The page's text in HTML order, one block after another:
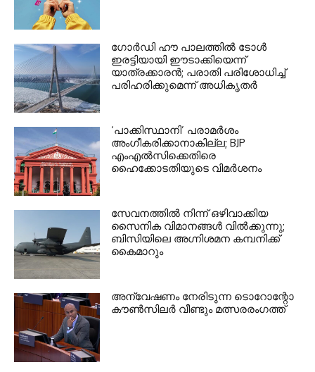
ഗോർഡി ഹൗ പാലത്തിൽ ടോൾ
ഇരട്ടിയായി ഈടാക്കിയെന്ന്
യാത്രക്കാരൻ; പരാതി പരിശോധിച്ച്
പരിഹരിക്കുമെന്ന് അധികൃതർ
‘പാക്കിസ്ഥാനി’ പരാമർശം
അംഗീകരിക്കാനാകില്ല; BJP
എംഎൽസിക്കെതിരെ
ഹൈക്കോടതിയുടെ വിമർശനം
സേവനത്തില്‍ നിന്ന് ഒഴിവാക്കിയ
സൈനിക വിമാനങ്ങള്‍ വില്‍ക്കുന്നു;
ബിസിയിലെ അഗ്നിശമന കമ്പനിക്ക്
കൈമാറും
അന്വേഷണം നേരിടുന്ന ടൊറോന്റോ
കൗണ്‍സിലര്‍ വീണ്ടും മത്സരരംഗത്ത്